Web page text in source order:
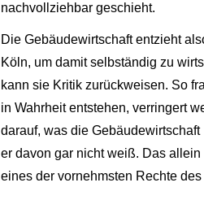
nachvollziehbar geschieht.
Die Gebäudewirtschaft entzieht
Köln, um damit selbständig zu
kann sie Kritik zurückweisen. So
in Wahrheit entstehen, verringert
darauf, was die
er davon gar nicht weiß. Das
eines der vornehmsten Rechte